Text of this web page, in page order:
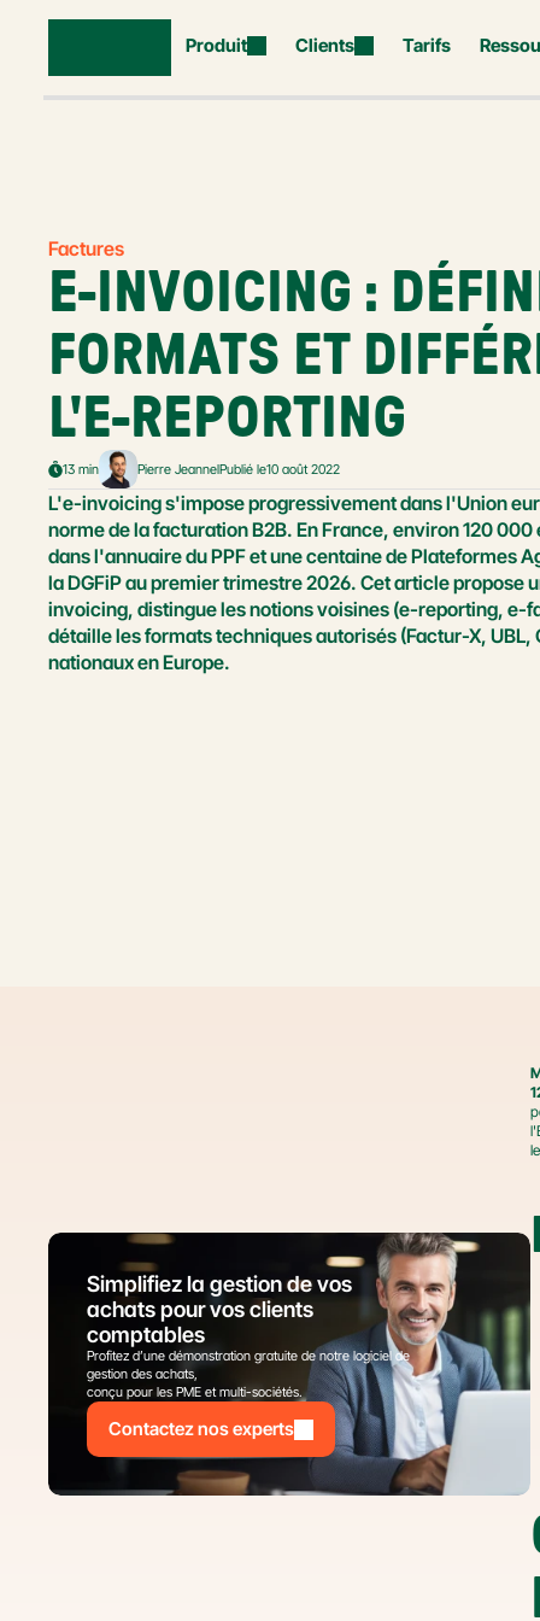
Produit Clients Tarifs
Factures
E-INVOICING :
FORMATS ET
L'E-REPORTING
13 min Pierre JeannelPublié le10 août 2022
L'e-invoicing s'impose progressivement dans l'Union
norme de la facturation B2B. En France, environ 120
dans l'annuaire du PPF et une centaine de Plateformes
la DGFiP au premier trimestre 2026. Cet article propose
invoicing, distingue les notions voisines (e-reporting, e-
détaille les formats techniques autorisés (Factur-X,
nationaux en Europe.
Simplifiez la gestion de vos
achats pour vos clients
comptables
Profitez d’une démonstration gratuite de notre logiciel de
gestion des achats,
conçu pour les PME et multi-sociétés.
Contactez nos experts